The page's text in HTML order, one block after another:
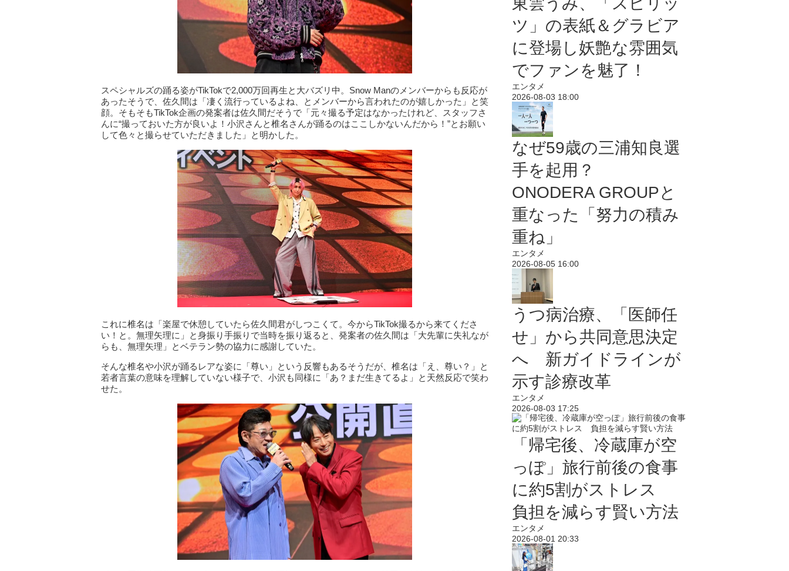
スペシャルズの踊る姿がTikTokで2,000万回再生と大バズリ中。Snow Manのメンバーからも反応が
あったそうで、佐久間は「凄く流行っているよね、とメンバーから言われたのが嬉しかった」と笑
顔。そもそもTikTok企画の発案者は佐久間だそうで「元々撮る予定はなかったけれど、スタッフさ
んに“撮っておいた方が良いよ！小沢さんと椎名さんが踊るのはここしかないんだから！”とお願い
して色々と撮らせていただきました」と明かした。
これに椎名は「楽屋で休憩していたら佐久間君がしつこくて。今からTikTok撮るから来てくださ
い！と。無理矢理に」と身振り手振りで当時を振り返ると、発案者の佐久間は「大先輩に失礼なが
らも、無理矢理」とベテラン勢の協力に感謝していた。
そんな椎名や小沢が踊るレアな姿に「尊い」という反響もあるそうだが、椎名は「え、尊い？」と
若者言葉の意味を理解していない様子で、小沢も同様に「あ？まだ生きてるよ」と天然反応で笑わ
せた。
ツ」の表紙＆グラビア
に登場し妖艶な雰囲気
でファンを魅了！
エンタメ
2026-08-03 18:00
なぜ59歳の三浦知良選
手を起用？
ONODERA GROUPと
重なった「努力の積み
重ね」
エンタメ
2026-08-05 16:00
うつ病治療、「医師任
せ」から共同意思決定
へ 新ガイドラインが
示す診療改革
エンタメ
2026-08-03 17:25
「帰宅後、冷蔵庫が空
っぽ」旅行前後の食事
に約5割がストレス
負担を減らす賢い方法
エンタメ
2026-08-01 20:33